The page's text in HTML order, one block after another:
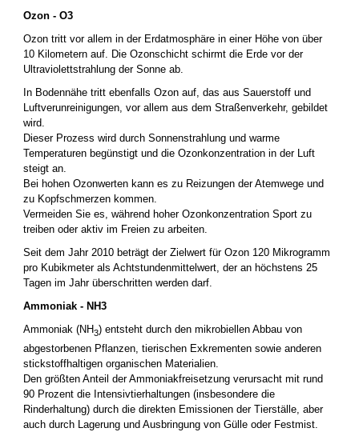
Ozon - O3
Ozon tritt vor allem in der Erdatmosphäre in einer Höhe von über
10 Kilometern auf. Die Ozonschicht schirmt die Erde vor der
Ultraviolettstrahlung der Sonne ab.
In Bodennähe tritt ebenfalls Ozon auf, das aus Sauerstoff und
Luftverunreinigungen, vor allem aus dem Straßenverkehr, gebildet
wird.
Dieser Prozess wird durch Sonnenstrahlung und warme
Temperaturen begünstigt und die Ozonkonzentration in der Luft
steigt an.
Bei hohen Ozonwerten kann es zu Reizungen der Atemwege und
zu Kopfschmerzen kommen.
Vermeiden Sie es, während hoher Ozonkonzentration Sport zu
treiben oder aktiv im Freien zu arbeiten.
Seit dem Jahr 2010 beträgt der Zielwert für Ozon 120 Mikrogramm
pro Kubikmeter als Achtstundenmittelwert, der an höchstens 25
Tagen im Jahr überschritten werden darf.
Ammoniak - NH3
Ammoniak (NH3) entsteht durch den mikrobiellen Abbau von
abgestorbenen Pflanzen, tierischen Exkrementen sowie anderen
stickstoffhaltigen organischen Materialien.
Den größten Anteil der Ammoniakfreisetzung verursacht mit rund
90 Prozent die Intensivtierhaltungen (insbesondere die
Rinderhaltung) durch die direkten Emissionen der Tierställe, aber
auch durch Lagerung und Ausbringung von Gülle oder Festmist.